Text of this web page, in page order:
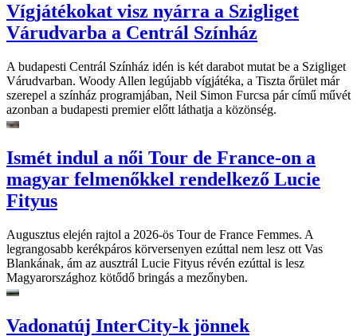
Vígjátékokat visz nyárra a Szigliget
Várudvarba a Centrál Színház
A budapesti Centrál Színház idén is két darabot mutat be a Szigliget
Várudvarban. Woody Allen legújabb vígjátéka, a Tiszta őrület már
szerepel a színház programjában, Neil Simon Furcsa pár című művét
azonban a budapesti premier előtt láthatja a közönség.
Ismét indul a női Tour de France-on a
magyar felmenőkkel rendelkező Lucie
Fityus
Augusztus elején rajtol a 2026-ös Tour de France Femmes. A
legrangosabb kerékpáros körversenyen ezúttal nem lesz ott Vas
Blankának, ám az ausztrál Lucie Fityus révén ezúttal is lesz
Magyarországhoz kötődő bringás a mezőnyben.
Vadonatúj InterCity-k jönnek